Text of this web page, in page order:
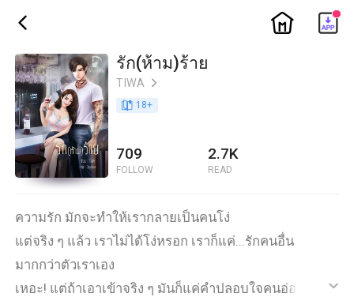
ic_back ic_home
รัก(ห้าม)ร้าย
TIWA ic_arrow_right
book_age 18+
709
FOLLOW
2.7K
READ
ความรัก มักจะทำให้เรากลายเป็นคนโง่
แต่จริง ๆ แล้ว เราไม่ได้โง่หรอก เราก็แค่...รักคนอื่น
มากกว่าตัวเราเอง
เหอะ! แต่ถ้าเอาเข้าจริง ๆ มันก็แค่คำปลอบใจคนอ่อนแอก็ic_default